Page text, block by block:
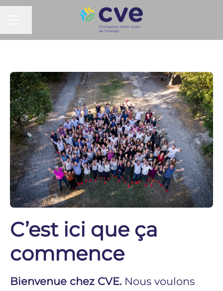
Changer la langue
C’est ici que ça
commence
Bienvenue chez CVE.Nous voulons